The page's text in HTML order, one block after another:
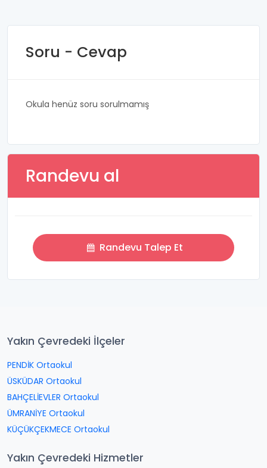
Soru - Cevap
Okula henüz soru sorulmamış
Randevu al
Randevu Talep Et
Yakın Çevredeki İlçeler
PENDİK Ortaokul
ÜSKÜDAR Ortaokul
BAHÇELİEVLER Ortaokul
ÜMRANİYE Ortaokul
KÜÇÜKÇEKMECE Ortaokul
Yakın Çevredeki Hizmetler